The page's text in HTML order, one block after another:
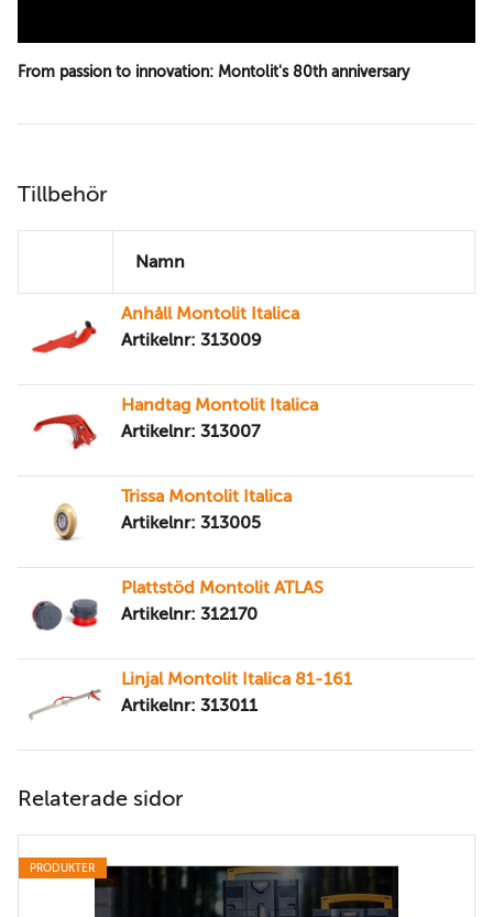
From passion to innovation: Montolit's 80th anniversary
Tillbehör
Namn
Anhåll Montolit Italica
Artikelnr: 313009
Handtag Montolit Italica
Artikelnr: 313007
Trissa Montolit Italica
Artikelnr: 313005
Plattstöd Montolit ATLAS
Artikelnr: 312170
Linjal Montolit Italica 81-161
Artikelnr: 313011
Relaterade sidor
PRODUKTER